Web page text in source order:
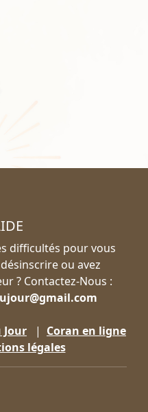
difficultés pour vous
ou avez
? Contactez-Nous :
Jour | Coran en ligne
légales